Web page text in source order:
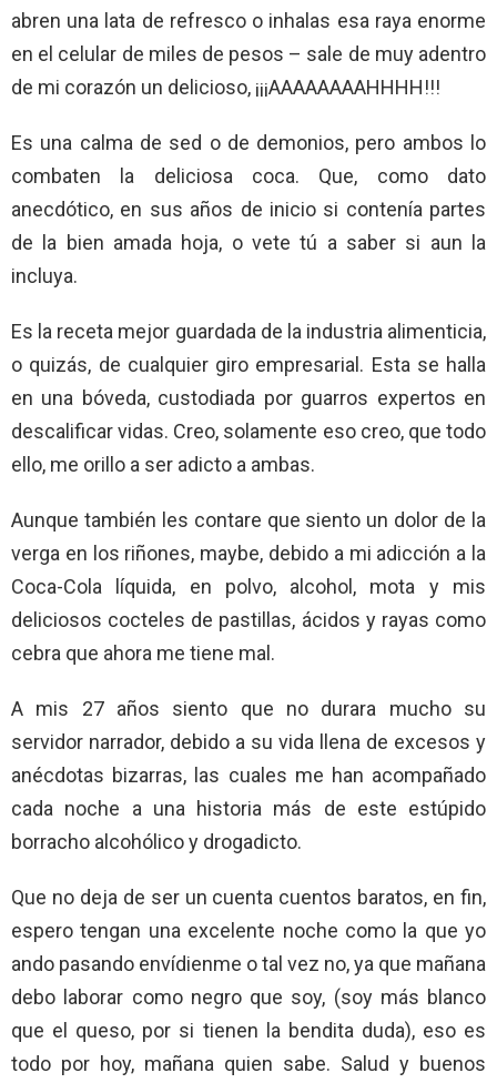
abren una lata de refresco o inhalas esa raya enorme
en el celular de miles de pesos – sale de muy adentro
de mi corazón un delicioso, ¡¡¡AAAAAAAAHHHH!!!
Es una calma de sed o de demonios, pero ambos lo
combaten la deliciosa coca. Que, como dato
anecdótico, en sus años de inicio si contenía partes
de la bien amada hoja, o vete tú a saber si aun la
incluya.
Es la receta mejor guardada de la industria alimenticia,
o quizás, de cualquier giro empresarial. Esta se halla
en una bóveda, custodiada por guarros expertos en
descalificar vidas. Creo, solamente eso creo, que todo
ello, me orillo a ser adicto a ambas.
Aunque también les contare que siento un dolor de la
verga en los riñones, maybe, debido a mi adicción a la
Coca-Cola líquida, en polvo, alcohol, mota y mis
deliciosos cocteles de pastillas, ácidos y rayas como
cebra que ahora me tiene mal.
A mis 27 años siento que no durara mucho su
servidor narrador, debido a su vida llena de excesos y
anécdotas bizarras, las cuales me han acompañado
cada noche a una historia más de este estúpido
borracho alcohólico y drogadicto.
Que no deja de ser un cuenta cuentos baratos, en fin,
espero tengan una excelente noche como la que yo
ando pasando envídienme o tal vez no, ya que mañana
debo laborar como negro que soy, (soy más blanco
que el queso, por si tienen la bendita duda), eso es
todo por hoy, mañana quien sabe. Salud y buenos